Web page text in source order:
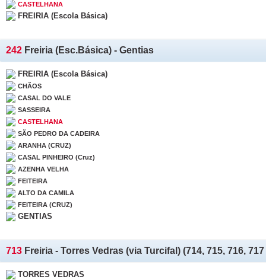
CASTELHANA
FREIRIA (Escola Básica)
242 Freiria (Esc.Básica) - Gentias
FREIRIA (Escola Básica)
CHÃOS
CASAL DO VALE
SASSEIRA
CASTELHANA
SÃO PEDRO DA CADEIRA
ARANHA (CRUZ)
CASAL PINHEIRO (Cruz)
AZENHA VELHA
FEITEIRA
ALTO DA CAMILA
FEITEIRA (CRUZ)
GENTIAS
713 Freiria - Torres Vedras (via Turcifal) (714, 715, 716, 717
TORRES VEDRAS